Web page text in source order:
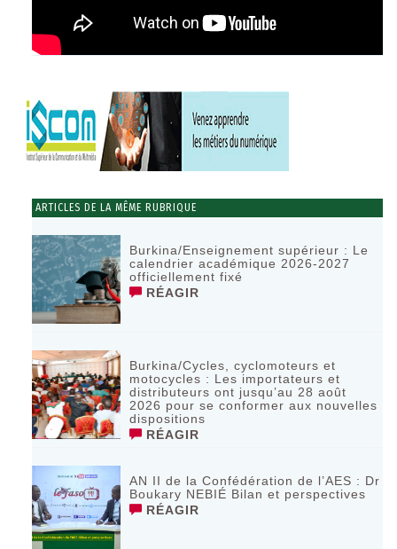
ARTICLES DE LA MÊME RUBRIQUE
Burkina/Enseignement supérieur : Le
calendrier académique 2026-2027
officiellement fixé
RÉAGIR
Burkina/Cycles, cyclomoteurs et
motocycles : Les importateurs et
distributeurs ont jusqu’au 28 août
2026 pour se conformer aux nouvelles
dispositions
RÉAGIR
AN II de la Confédération de l’AES : Dr
Boukary NEBIÉ Bilan et perspectives
RÉAGIR